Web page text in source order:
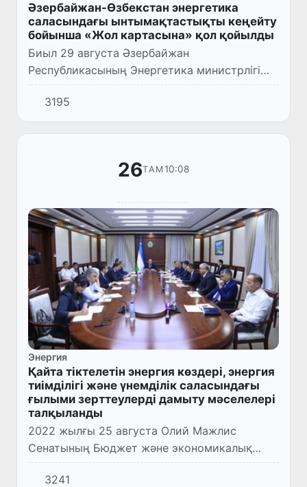
Әзербайжан-Өзбекстан энергетика
саласындағы ынтымақтастықты кеңейту
бойынша «Жол картасына» қол қойылды
Биыл 29 августа Әзербайжан
Республикасының Энергетика министрлігі
мен Өзбекстан Республикасының Энергетика
министрлігі арасында энергетика
саласындағы ынтымақтастықты кеңейту
3195
26ТАМ10:08
Энергия
Қайта тіктелетін энергия көздері, энергия
тиімділігі және үнемділік саласындағы
ғылыми зерттеулерді дамыту мәселелері
талқыланды
2022 жылғы 25 августа Олий Мажлис
Сенатының Бюджет және экономикалық
реформалар комитетінде «Қайта тіктелетін
энергия көздері, энергия тиімділігі және
3241